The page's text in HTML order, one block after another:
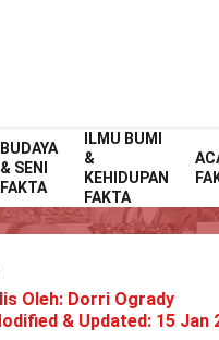
BUDAYA
& SENI
FAKTA
ILMU BUMI
&
KEHIDUPAN
FAKTA
Home
26 Fakta
Oleh: Dorri Ogrady
& Updated: 15 Jan